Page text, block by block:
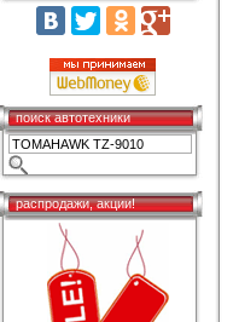
поиск автотехники
распродажи, акции!